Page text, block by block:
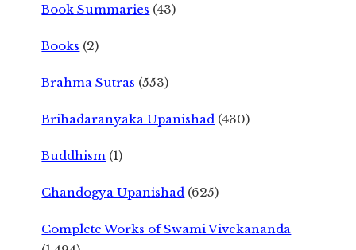
Book Summaries (43)
Books (2)
Brahma Sutras (553)
Brihadaranyaka Upanishad (430)
Buddhism (1)
Chandogya Upanishad (625)
Complete Works of Swami Vivekananda